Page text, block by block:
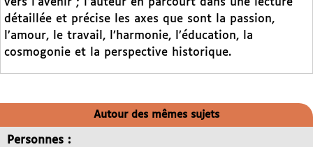
vers l’avenir ; l’auteur en parcourt dans une lecture
détaillée et précise les axes que sont la passion,
l’amour, le travail, l’harmonie, l’éducation, la
cosmogonie et la perspective historique.
Autour des mêmes sujets
Personnes :